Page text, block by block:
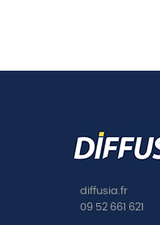
diffusia.fr
09 52 661 621